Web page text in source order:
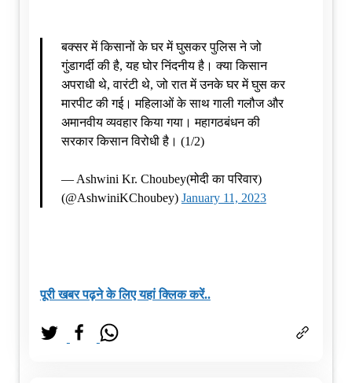
बक्सर में किसानों के घर में घुसकर पुलिस ने जो
गुंडागर्दी की है, यह घोर निंदनीय है। क्या किसान
अपराधी थे, वारंटी थे, जो रात में उनके घर में घुस कर
मारपीट की गई। महिलाओं के साथ गाली गलौज और
अमानवीय व्यवहार किया गया। महागठबंधन की
सरकार किसान विरोधी है। (1/2)
— Ashwini Kr. Choubey(मोदी का परिवार)
(@AshwiniKChoubey) January 11, 2023
पूरी खबर पढ़ने के लिए यहां क्लिक करें..